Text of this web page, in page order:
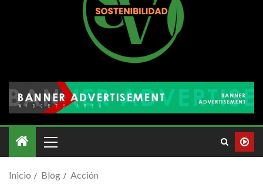
Inicio Blog Acción